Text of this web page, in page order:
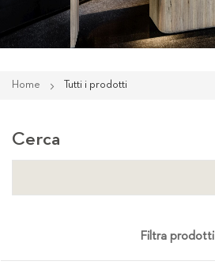
Home Tutti i prodotti
Cerca
Filtra prodotti